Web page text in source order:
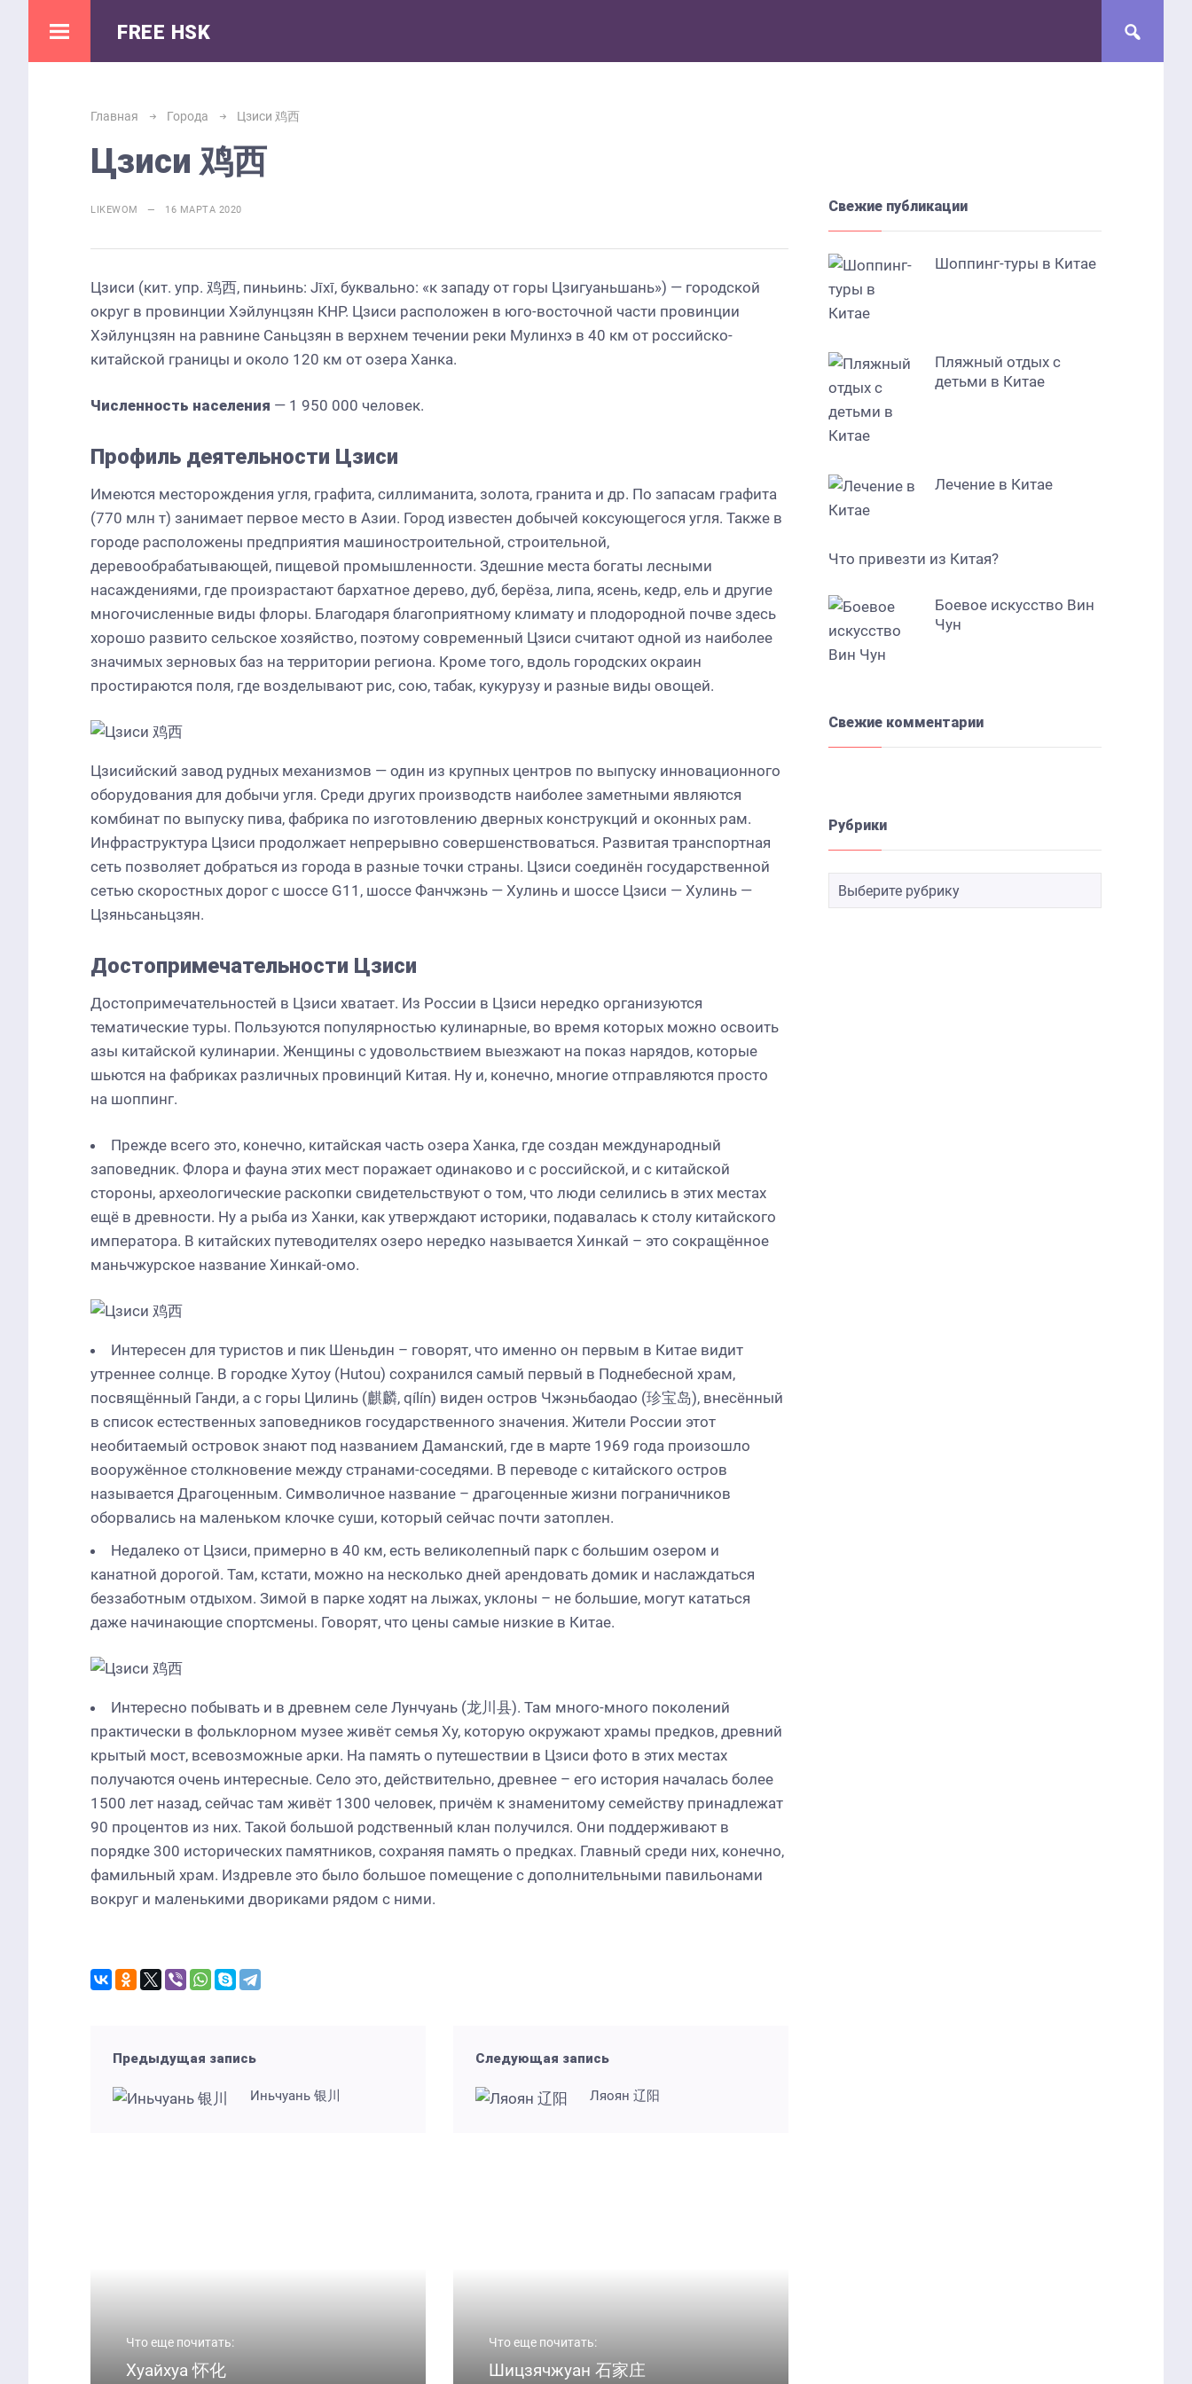
FREE HSK
Главная Города Цзиси 鸡西
Цзиси 鸡西
LIKEWOM — 16 МАРТА 2020
Цзиси (кит. упр. 鸡西, пиньинь: Jīxī, буквально: «к западу от горы Цзигуаньшань») — городской
округ в провинции Хэйлунцзян КНР. Цзиси расположен в юго-восточной части провинции
Хэйлунцзян на равнине Саньцзян в верхнем течении реки Мулинхэ в 40 км от российско-
китайской границы и около 120 км от озера Ханка.
Численность населения — 1 950 000 человек.
Профиль деятельности Цзиси
Имеются месторождения угля, графита, силлиманита, золота, гранита и др. По запасам графита
(770 млн т) занимает первое место в Азии. Город известен добычей коксующегося угля. Также в
городе расположены предприятия машиностроительной, строительной,
деревообрабатывающей, пищевой промышленности. Здешние места богаты лесными
насаждениями, где произрастают бархатное дерево, дуб, берёза, липа, ясень, кедр, ель и другие
многочисленные виды флоры. Благодаря благоприятному климату и плодородной почве здесь
хорошо развито сельское хозяйство, поэтому современный Цзиси считают одной из наиболее
значимых зерновых баз на территории региона. Кроме того, вдоль городских окраин
простираются поля, где возделывают рис, сою, табак, кукурузу и разные виды овощей.
Цзисийский завод рудных механизмов — один из крупных центров по выпуску инновационного
оборудования для добычи угля. Среди других производств наиболее заметными являются
комбинат по выпуску пива, фабрика по изготовлению дверных конструкций и оконных рам.
Инфраструктура Цзиси продолжает непрерывно совершенствоваться. Развитая транспортная
сеть позволяет добраться из города в разные точки страны. Цзиси соединён государственной
сетью скоростных дорог с шоссе G11, шоссе Фанчжэнь — Хулинь и шоссе Цзиси — Хулинь —
Цзяньсаньцзян.
Достопримечательности Цзиси
Достопримечательностей в Цзиси хватает. Из России в Цзиси нередко организуются
тематические туры. Пользуются популярностью кулинарные, во время которых можно освоить
азы китайской кулинарии. Женщины с удовольствием выезжают на показ нарядов, которые
шьются на фабриках различных провинций Китая. Ну и, конечно, многие отправляются просто
на шоппинг.
Прежде всего это, конечно, китайская часть озера Ханка, где создан международный
заповедник. Флора и фауна этих мест поражает одинаково и с российской, и с китайской
стороны, археологические раскопки свидетельствуют о том, что люди селились в этих местах
ещё в древности. Ну а рыба из Ханки, как утверждают историки, подавалась к столу китайского
императора. В китайских путеводителях озеро нередко называется Хинкай – это сокращённое
маньчжурское название Хинкай-омо.
Интересен для туристов и пик Шеньдин – говорят, что именно он первым в Китае видит
утреннее солнце. В городке Хутоу (Hutou) сохранился самый первый в Поднебесной храм,
посвящённый Ганди, а с горы Цилинь (麒麟, qílín) виден остров Чжэньбаодао (珍宝岛), внесённый
в список естественных заповедников государственного значения. Жители России этот
необитаемый островок знают под названием Даманский, где в марте 1969 года произошло
вооружённое столкновение между странами-соседями. В переводе с китайского остров
называется Драгоценным. Символичное название – драгоценные жизни пограничников
оборвались на маленьком клочке суши, который сейчас почти затоплен.
Недалеко от Цзиси, примерно в 40 км, есть великолепный парк с большим озером и
канатной дорогой. Там, кстати, можно на несколько дней арендовать домик и наслаждаться
беззаботным отдыхом. Зимой в парке ходят на лыжах, уклоны – не большие, могут кататься
даже начинающие спортсмены. Говорят, что цены самые низкие в Китае.
Интересно побывать и в древнем селе Лунчуань (龙川县). Там много-много поколений
практически в фольклорном музее живёт семья Ху, которую окружают храмы предков, древний
крытый мост, всевозможные арки. На память о путешествии в Цзиси фото в этих местах
получаются очень интересные. Село это, действительно, древнее – его история началась более
1500 лет назад, сейчас там живёт 1300 человек, причём к знаменитому семейству принадлежат
90 процентов из них. Такой большой родственный клан получился. Они поддерживают в
порядке 300 исторических памятников, сохраняя память о предках. Главный среди них, конечно,
фамильный храм. Издревле это было большое помещение с дополнительными павильонами
вокруг и маленькими двориками рядом с ними.
Предыдущая запись
Иньчуань 银川
Следующая запись
Ляоян 辽阳
Что еще почитать:
Хуайхуа 怀化
Что еще почитать:
Шицзячжуан 石家庄
Свежие публикации
Шоппинг-туры в Китае
Пляжный отдых с
детьми в Китае
Лечение в Китае
Что привезти из Китая?
Боевое искусство Вин
Чун
Свежие комментарии
Рубрики